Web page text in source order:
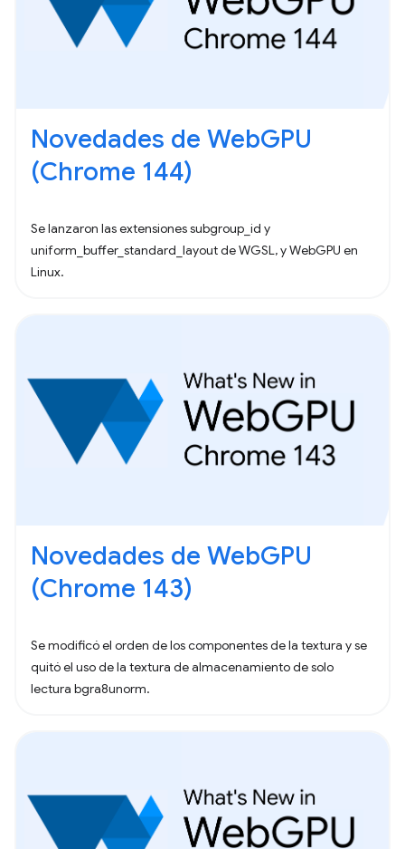
Novedades de WebGPU
(Chrome 144)
Se lanzaron las extensiones subgroup_id y
uniform_buffer_standard_layout de WGSL, y WebGPU en
Linux.
Novedades de WebGPU
(Chrome 143)
Se modificó el orden de los componentes de la textura y se
quitó el uso de la textura de almacenamiento de solo
lectura bgra8unorm.